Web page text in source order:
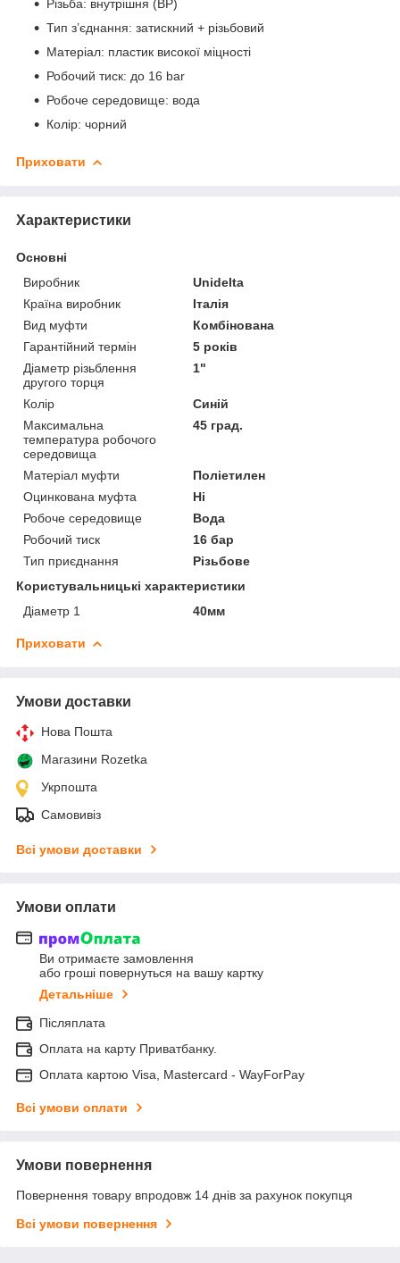
Різьба: внутрішня (ВР)
Тип з’єднання: затискний + різьбовий
Матеріал: пластик високої міцності
Робочий тиск: до 16 bar
Робоче середовище: вода
Колір: чорний
Приховати
Характеристики
Основні
Виробник
Unidelta
Країна виробник
Італія
Вид муфти
Комбінована
Гарантійний термін
5 років
Діаметр різьблення
другого торця
1"
Колір
Синій
Максимальна
температура робочого
середовища
45 град.
Матеріал муфти
Поліетилен
Оцинкована муфта
Ні
Робоче середовище
Вода
Робочий тиск
16 бар
Тип приєднання
Різьбове
Користувальницькі характеристики
Діаметр 1
40мм
Приховати
Умови доставки
Нова Пошта
Магазини Rozetka
Укрпошта
Самовивіз
Всі умови доставки
Умови оплати
Ви отримаєте замовлення
або гроші повернуться на вашу картку
Детальніше
Післяплата
Оплата на карту Приватбанку.
Оплата картою Visa, Mastercard - WayForPay
Всі умови оплати
Умови повернення
Повернення товару впродовж 14 днів за рахунок покупця
Всі умови повернення